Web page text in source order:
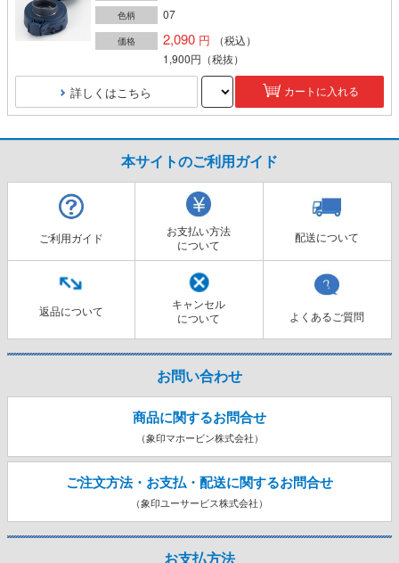
色柄 07
価格 2,090
（税込）
1,900円 （税抜）
詳しくはこちら カートに入れる
本サイトのご利用ガイド
ご利用ガイド
お支払い方法
について
配送について
返品について
キャンセル
について
よくあるご質問
お問い合わせ
商品に関するお問合せ
（象印マホービン株式会社）
ご注文方法・お支払・配送に関するお問合せ
（象印ユーサービス株式会社）
お支払方法